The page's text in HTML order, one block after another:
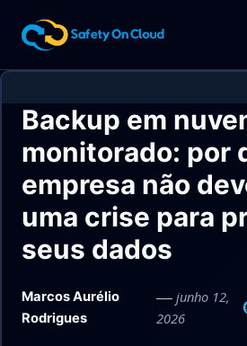
Backup em
monitorado: por
empresa não
uma crise para
seus dados
Marcos Aurélio
Rodrigues
junho 12,
2026